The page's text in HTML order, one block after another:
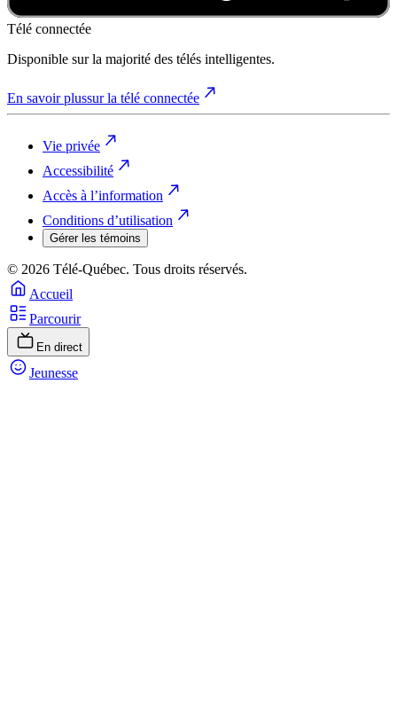
Télé connectée
Disponible sur la majorité des télés intelligentes.
En savoir plussur la télé connectée
Vie privée
Accessibilité
Accès à l’information
Conditions d’utilisation
Gérer les témoins
© 2026 Télé-Québec. Tous droits réservés.
Accueil
Parcourir
En direct
Jeunesse